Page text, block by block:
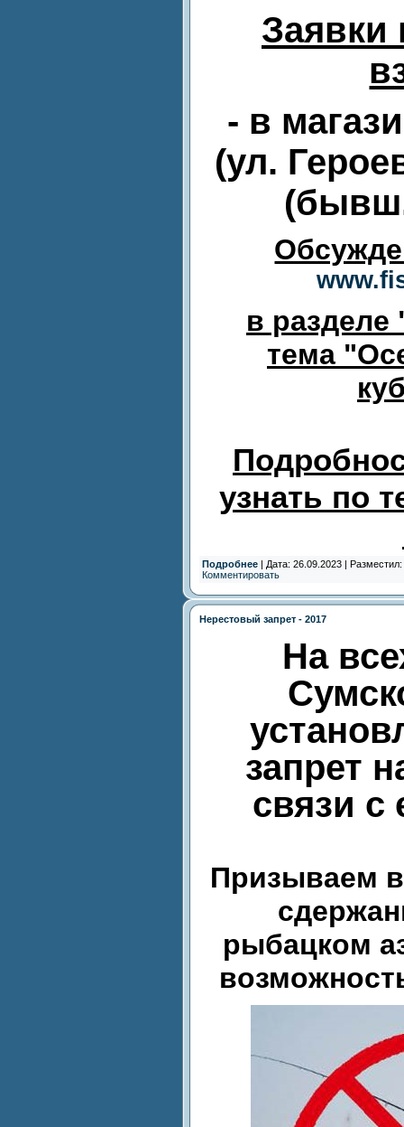
Заявки
- в
(ул.
в
тема "
узнать по
Подробнее | Дата: 26.09.2023 | Разместил:
Комментировать
Нерестовый запрет - 2017
На
запрет
связи с
Призываем
рыбацком